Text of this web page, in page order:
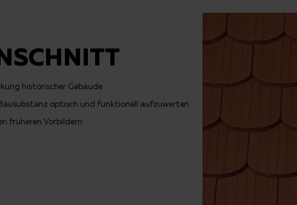
historischer Gebäude
optisch und funktionell aufzuwerten
früheren Vorbildern